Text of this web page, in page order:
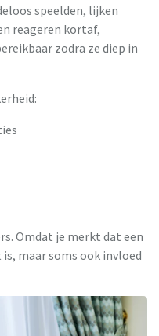
speelden, lijken
reageren kortaf,
zodra ze diep in
Omdat je merkt dat een
maar soms ook invloed